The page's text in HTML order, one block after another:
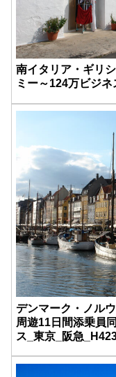
南イタリア・ギリ
ミー～124万ビジ
デンマーク・ノル
周遊11日間添乗員
ス_東京_阪急